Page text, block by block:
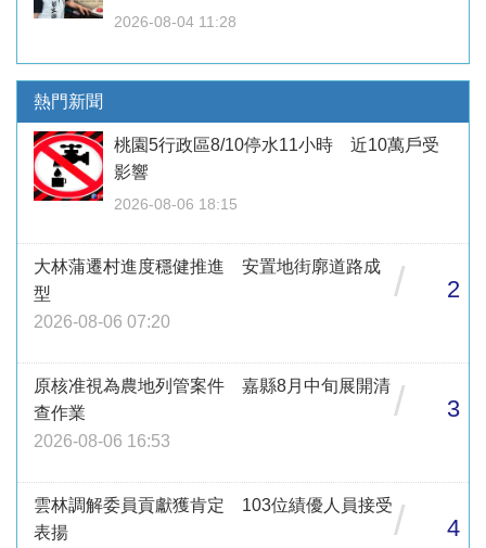
2026-08-04 11:28
熱門新聞
桃園5行政區8/10停水11小時 近10萬戶受
影響
2026-08-06 18:15
大林蒲遷村進度穩健推進 安置地街廓道路成
型
2026-08-06 07:20
/ 2
原核准視為農地列管案件 嘉縣8月中旬展開清
查作業
2026-08-06 16:53
/ 3
雲林調解委員貢獻獲肯定 103位績優人員接受
表揚
/ 4